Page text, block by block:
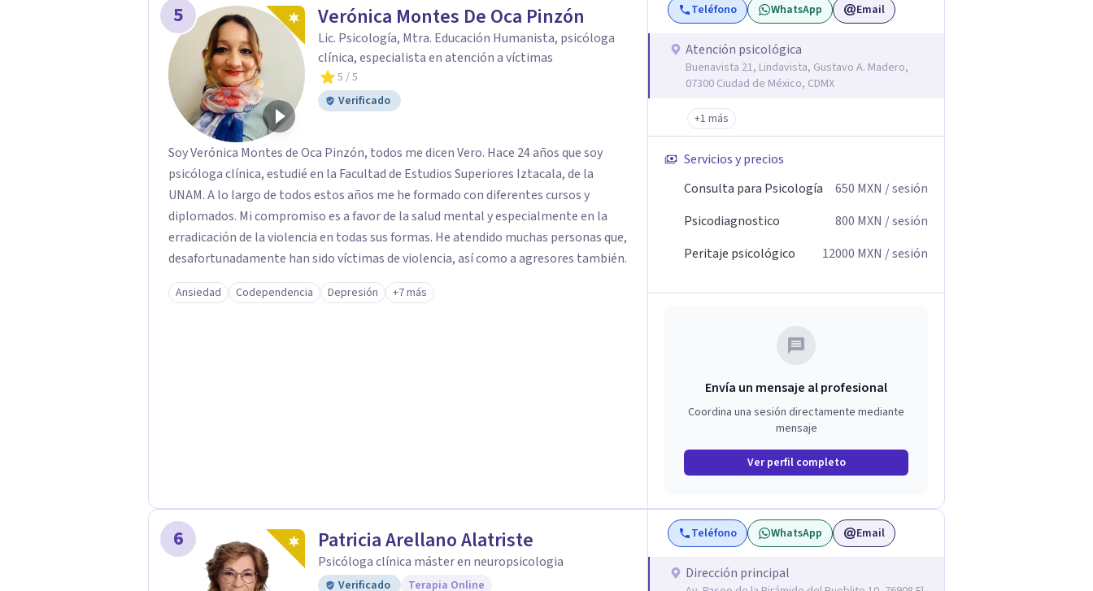
5 Verónica Montes De Oca Pinzón
Lic. Psicología, Mtra. Educación Humanista, psicóloga
clínica, especialista en atención a víctimas
5 / 5
Verificado
Soy Verónica Montes de Oca Pinzón, todos me dicen Vero. Hace 24 años que soy
psicóloga clínica, estudié en la Facultad de Estudios Superiores Iztacala, de la
UNAM. A lo largo de todos estos años me he formado con diferentes cursos y
diplomados. Mi compromiso es a favor de la salud mental y especialmente en la
erradicación de la violencia en todas sus formas. He atendido muchas personas que,
desafortunadamente han sido víctimas de violencia, así como a agresores también.
Ansiedad Codependencia Depresión +7 más
Teléfono WhatsApp Email
Atención psicológica
Buenavista 21, Lindavista, Gustavo A. Madero,
07300 Ciudad de México, CDMX
+1 más
Servicios y precios
Consulta para Psicología
650 MXN / sesión
Psicodiagnostico
800 MXN / sesión
Peritaje psicológico
12000 MXN / sesión
Envía un mensaje al profesional
Coordina una sesión directamente mediante
mensaje
Ver perfil completo
6 Patricia Arellano Alatriste
Psicóloga clínica máster en neuropsicologia
Verificado Terapia Online
Teléfono WhatsApp Email
Dirección principal